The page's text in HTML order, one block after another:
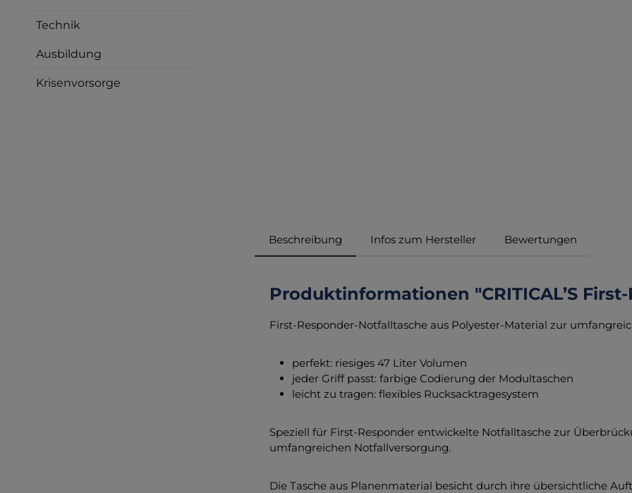
Technik
Ausbildung
Krisenvorsorge
Beschreibung Infos zum Hersteller Bewertungen
Produktinformationen "CRITICAL’S
First-Responder-Notfalltasche aus Polyester-Material zur
perfekt: riesiges 47 Liter Volumen
jeder Griff passt: farbige Codierung der Modultaschen
leicht zu tragen: flexibles Rucksacktragesystem
Speziell für First-Responder entwickelte Notfalltasche zur
umfangreichen Notfallversorgung.
Die Tasche aus Planenmaterial besicht durch ihre übersichtliche